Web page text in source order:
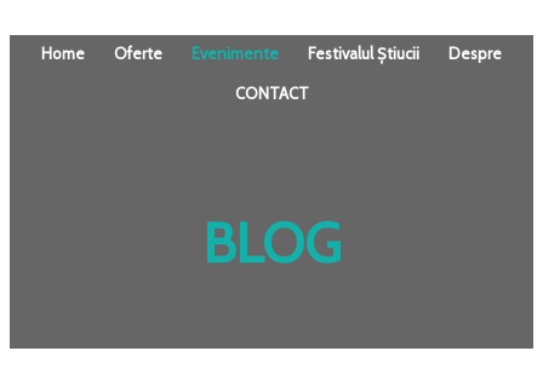
Home Oferte Evenimente Festivalul Știucii Despre
CONTACT
BLOG